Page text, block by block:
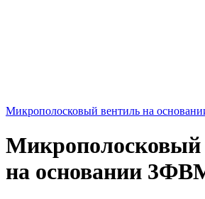
Микрополосковый вентиль на
Микрополосковый
на основании